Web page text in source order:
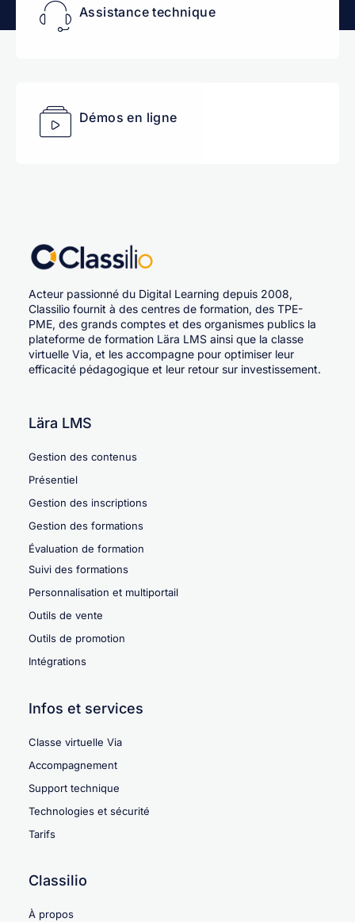
Assistance technique
Démos en ligne
Acteur passionné du Digital Learning depuis 2008,
Classilio fournit à des centres de formation, des TPE-
PME, des grands comptes et des organismes publics la
plateforme de formation Lära LMS ainsi que la classe
virtuelle Via, et les accompagne pour optimiser leur
efficacité pédagogique et leur retour sur investissement.
Lära LMS
Gestion des contenus
Présentiel
Gestion des inscriptions
Gestion des formations
Évaluation de formation
Suivi des formations
Personnalisation et multiportail
Outils de vente
Outils de promotion
Intégrations
Infos et services
Classe virtuelle Via
Accompagnement
Support technique
Technologies et sécurité
Tarifs
Classilio
À propos